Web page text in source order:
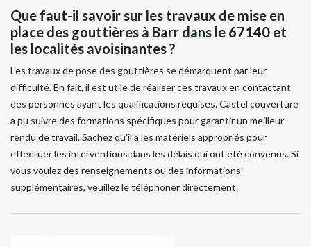
Que faut-il savoir sur les travaux de mise en
place des gouttières à Barr dans le 67140 et
les localités avoisinantes ?
Les travaux de pose des gouttières se démarquent par leur
difficulté. En fait, il est utile de réaliser ces travaux en contactant
des personnes ayant les qualifications requises. Castel couverture
a pu suivre des formations spécifiques pour garantir un meilleur
rendu de travail. Sachez qu'il a les matériels appropriés pour
effectuer les interventions dans les délais qui ont été convenus. Si
vous voulez des renseignements ou des informations
supplémentaires, veuillez le téléphoner directement.